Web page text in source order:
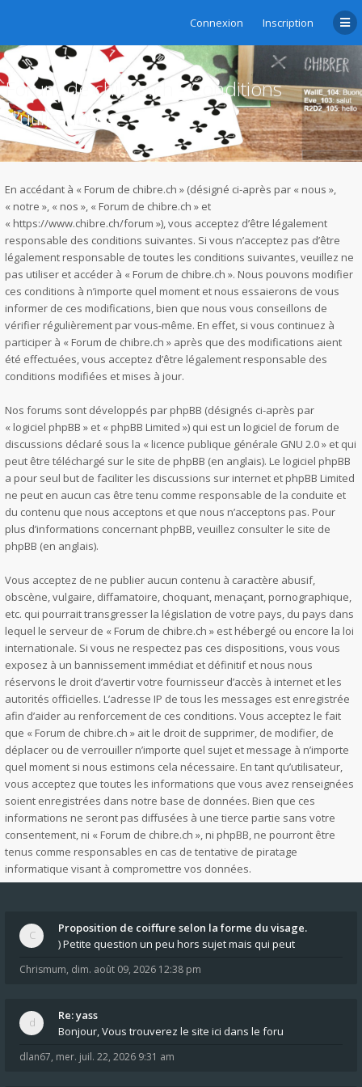
Connexion Inscription
Forum de chibre.ch - Conditions
d’utilisation
En accédant à « Forum de chibre.ch » (désigné ci-après par « nous »,
« notre », « nos », « Forum de chibre.ch » et
« https://www.chibre.ch/forum »), vous acceptez d’être légalement
responsable des conditions suivantes. Si vous n’acceptez pas d’être
légalement responsable de toutes les conditions suivantes, veuillez ne
pas utiliser et accéder à « Forum de chibre.ch ». Nous pouvons modifier
ces conditions à n’importe quel moment et nous essaierons de vous
informer de ces modifications, bien que nous vous conseillons de
vérifier régulièrement par vous-même. En effet, si vous continuez à
participer à « Forum de chibre.ch » après que des modifications aient
été effectuées, vous acceptez d’être légalement responsable des
conditions modifiées et mises à jour.
Nos forums sont développés par phpBB (désignés ci-après par
« logiciel phpBB » et « phpBB Limited ») qui est un logiciel de forum de
discussions déclaré sous la « licence publique générale GNU 2.0» et qui
peut être téléchargé sur le site de phpBB (en anglais). Le logiciel phpBB
a pour seul but de faciliter les discussions sur internet et phpBB Limited
ne peut en aucun cas être tenu comme responsable de la conduite et
du contenu que nous acceptons et que nous n’acceptons pas. Pour
plus d’informations concernant phpBB, veuillez consulter le site de
phpBB (en anglais).
Vous acceptez de ne publier aucun contenu à caractère abusif,
obscène, vulgaire, diffamatoire, choquant, menaçant, pornographique,
etc. qui pourrait transgresser la législation de votre pays, du pays dans
lequel le serveur de « Forum de chibre.ch » est hébergé ou encore la loi
internationale. Si vous ne respectez pas ces dispositions, vous vous
exposez à un bannissement immédiat et définitif et nous nous
réservons le droit d’avertir votre fournisseur d’accès à internet et les
autorités officielles. L’adresse IP de tous les messages est enregistrée
afin d’aider au renforcement de ces conditions. Vous acceptez le fait
que « Forum de chibre.ch » ait le droit de supprimer, de modifier, de
déplacer ou de verrouiller n’importe quel sujet et message à n’importe
quel moment si nous estimons cela nécessaire. En tant qu’utilisateur,
vous acceptez que toutes les informations que vous avez renseignées
soient enregistrées dans notre base de données. Bien que ces
informations ne seront pas diffusées à une tierce partie sans votre
consentement, ni « Forum de chibre.ch », ni phpBB, ne pourront être
tenus comme responsables en cas de tentative de piratage
informatique visant à compromettre vos données.
Proposition de coiffure selon la forme du visage.
) Petite question un peu hors sujet mais qui peut
Chrismum, dim. août 09, 2026 12:38 pm
Re: yass
Bonjour, Vous trouverez le site ici dans le foru
dlan67, mer. juil. 22, 2026 9:31 am